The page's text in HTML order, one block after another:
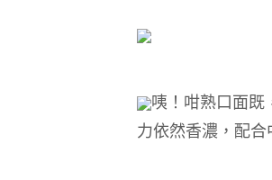
咦！咁熟口面既
力依然香濃，配合